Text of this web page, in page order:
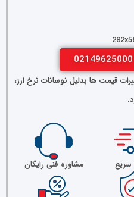
قیمت ها بدلیل نوسانات نرخ ارز،
سریع مشاوره فنی رایگان